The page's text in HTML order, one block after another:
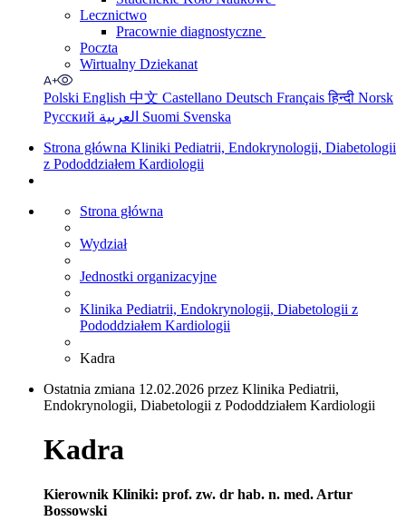
Lecznictwo
Pracownie diagnostyczne
Poczta
Wirtualny Dziekanat
Polski English 中文 Castellano Deutsch Françaisहिन्दी Norsk
Русский
Suomi Svenska
Strona główna Kliniki Pediatrii, Endokrynologii, Diabetologii
z Pododdziałem Kardiologii
Strona główna
Wydział
Jednostki organizacyjne
Klinika Pediatrii, Endokrynologii, Diabetologii z
Pododdziałem Kardiologii
Kadra
Ostatnia zmiana 12.02.2026 przez Klinika Pediatrii,
Endokrynologii, Diabetologii z Pododdziałem Kardiologii
Kadra
Kierownik Kliniki: prof. zw. dr hab. n. med. Artur
Bossowski